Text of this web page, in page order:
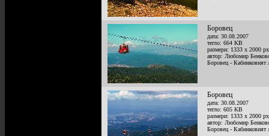
Боровец
дата: 30.08.2007
тегло: 664 KB
размери: 1333 x 2000
автор: Любомир
Боровец - Кабинковият
Боровец
дата: 30.08.2007
тегло: 605 KB
размери: 1333 x 2000
автор: Любомир
Боровец - Кабинковият